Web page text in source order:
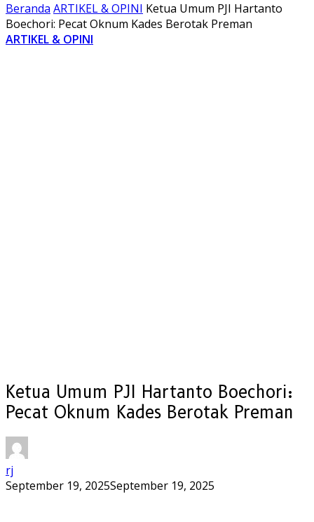
Beranda ARTIKEL & OPINI Ketua Umum PJI Hartanto
Boechori: Pecat Oknum Kades Berotak Preman
ARTIKEL & OPINI
Ketua Umum PJI Hartanto Boechori:
Pecat Oknum Kades Berotak Preman
rj
September 19, 2025September 19, 2025